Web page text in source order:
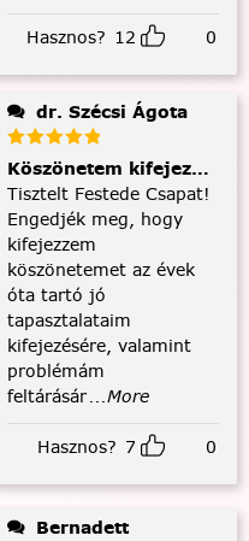
Hasznos? 12 0
dr. Szécsi Ágota
Köszönetem kifejezése
Tisztelt Festede Csapat!
Engedjék meg, hogy
kifejezzem
köszönetemet az évek
óta tartó jó
tapasztalataim
kifejezésére, valamint
problémám
feltárásár...More
Hasznos? 7 0
Bernadett